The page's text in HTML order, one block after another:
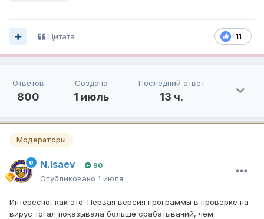
11
Цитата
Ответов
800
Создана
1 июль
Последний ответ
13 ч.
Модераторы
N.Isaev 90
Опубликовано 1 июля
Интересно, как это. Первая версия программы в проверке на
вирус тотал показывала больше срабатываний, чем